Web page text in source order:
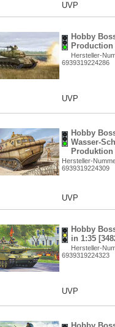
UVP
Hobby
Production
Hersteller-
6939319224286
UVP
Hobby
Wasser-
Produktion
Hersteller-
6939319224309
UVP
Hobby
in 1:35
Hersteller-
6939319224323
UVP